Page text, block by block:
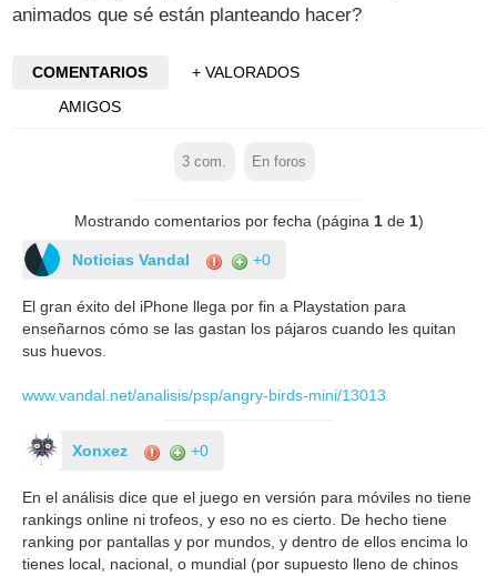
animados que sé están planteando hacer?
COMENTARIOS
+ VALORADOS
AMIGOS
3 com. En foros
Mostrando comentarios por fecha (página 1de 1)
Noticias Vandal +0
El gran éxito del iPhone llega por fin a Playstation para
enseñarnos cómo se las gastan los pájaros cuando les quitan
sus huevos.
www.vandal.net/analisis/psp/angry-birds-mini/13013
Xonxez +0
En el análisis dice que el juego en versión para móviles no tiene
rankings online ni trofeos, y eso no es cierto. De hecho tiene
ranking por pantallas y por mundos, y dentro de ellos encima lo
tienes local, nacional, o mundial (por supuesto lleno de chinos